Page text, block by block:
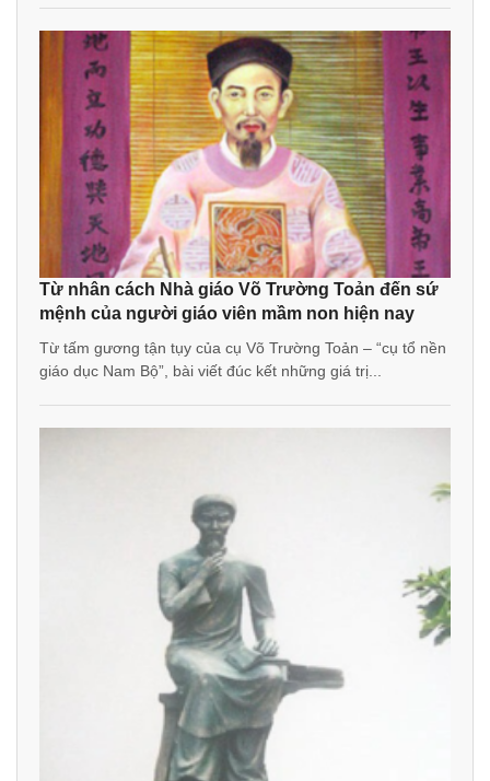
Từ nhân cách Nhà giáo Võ Trường Toản đến sứ
mệnh của người giáo viên mầm non hiện nay
Từ tấm gương tận tụy của cụ Võ Trường Toản – “cụ tổ nền
giáo dục Nam Bộ”, bài viết đúc kết những giá trị...